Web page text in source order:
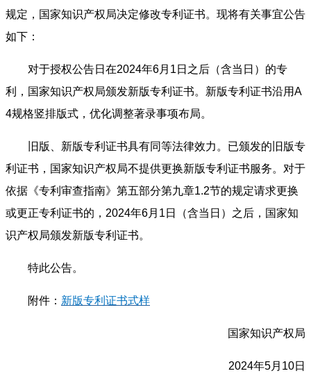
规定，国家知识产权局决定修改专利证书。现将有关事宜公告
如下：
对于授权公告日在2024年6月1日之后（含当日）的专
利，国家知识产权局颁发新版专利证书。新版专利证书沿用A
4规格竖排版式，优化调整著录事项布局。
旧版、新版专利证书具有同等法律效力。已颁发的旧版专
利证书，国家知识产权局不提供更换新版专利证书服务。对于
依据《专利审查指南》第五部分第九章1.2节的规定请求更换
或更正专利证书的，2024年6月1日（含当日）之后，国家知
识产权局颁发新版专利证书。
特此公告。
附件： 新版专利证书式样
国家知识产权局
2024年5月10日